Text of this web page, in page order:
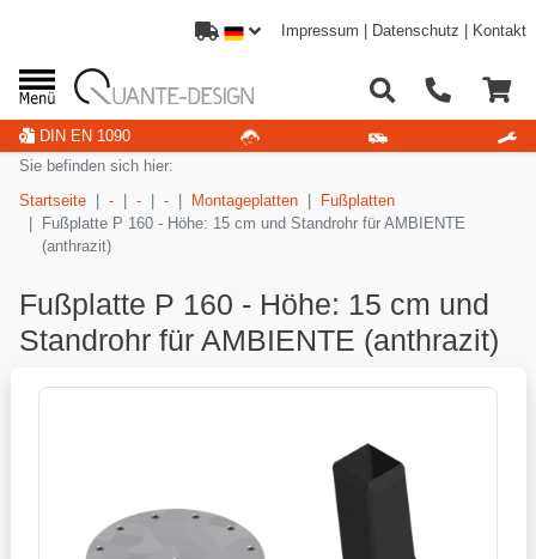
Impressum Datenschutz Kontakt
DIN EN 1090
Sie befinden sich hier:
Startseite
- - - Montageplatten
Fußplatten
Fußplatte P 160 - Höhe: 15 cm und Standrohr für AMBIENTE
(anthrazit)
Fußplatte P 160 - Höhe: 15 cm und
Standrohr für AMBIENTE (anthrazit)